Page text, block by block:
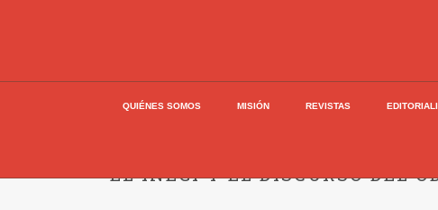
QUIÉNES SOMOS MISIÓN REVISTAS
EL INEGI Y EL DISCURSO DEL